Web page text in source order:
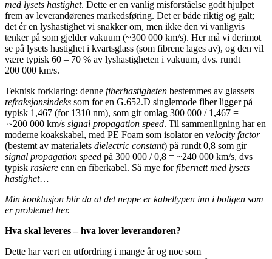
med lysets hastighet. Dette er en vanlig misforståelse godt hjulpet
frem av leverandørenes markedsføring. Det er både riktig og galt;
det ér en lyshastighet vi snakker om, men ikke den vi vanligvis
tenker på som gjelder vakuum (~300 000 km/s). Her må vi derimot
se på lysets hastighet i kvartsglass (som fibrene lages av), og den vil
være typisk 60 – 70 % av lyshastigheten i vakuum, dvs. rundt
200 000 km/s.
Teknisk forklaring: denne fiberhastigheten bestemmes av glassets
refraksjonsindeks som for en G.652.D singlemode fiber ligger på
typisk 1,467 (for 1310 nm), som gir omlag 300 000 / 1,467 =
~200 000 km/s signal propagation speed. Til sammenligning har en
moderne koakskabel, med PE Foam som isolator en velocity factor
(bestemt av materialets dielectric constant) på rundt 0,8 som gir
signal propagation speed på 300 000 / 0,8 = ~240 000 km/s, dvs
typisk raskere enn en fiberkabel. Så mye forfibernett med lysets
hastighet…
Min konklusjon blir da at det neppe er kabeltypen inn i boligen som
er problemet her.
Hva skal leveres – hva lover leverandøren?
Dette har vært en utfordring i mange år og noe som